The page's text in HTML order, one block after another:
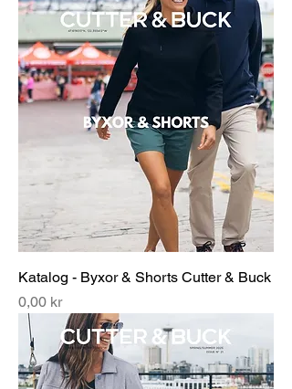
Katalog - Byxor & Shorts Cutter & Buck
Pris
0,00 kr